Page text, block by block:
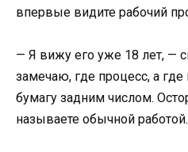
впервые видите рабочий
— Я вижу его уже 18 лет, —
замечаю, где процесс, а
бумагу задним числом.
называете обычной работой.